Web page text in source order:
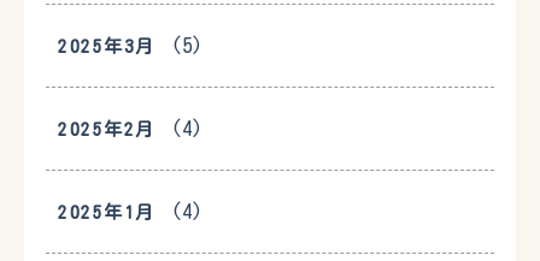
2025年3月 (5)
2025年2月 (4)
2025年1月 (4)